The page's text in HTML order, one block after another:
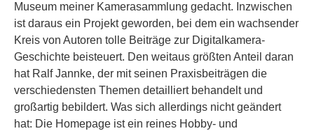
Museum meiner Kamerasammlung gedacht. Inzwischen
ist daraus ein Projekt geworden, bei dem ein wachsender
Kreis von Autoren tolle Beiträge zur Digitalkamera-
Geschichte beisteuert. Den weitaus größten Anteil daran
hat Ralf Jannke, der mit seinen Praxisbeiträgen die
verschiedensten Themen detailliert behandelt und
großartig bebildert. Was sich allerdings nicht geändert
hat: Die Homepage ist ein reines Hobby- und